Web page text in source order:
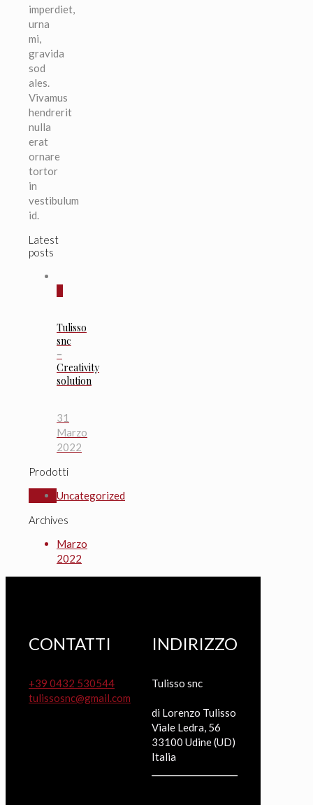
imperdiet,
urna
mi,
gravida
sod
ales.
Vivamus
hendrerit
nulla
erat
ornare
tortor
in
vestibulum
id.
Latest
posts
Tulisso
snc
–
Creativity
solution
31
Marzo
2022
Prodotti
Uncategorized
Archives
Marzo
2022
CONTATTI
+39 0432 530544
tulissosnc@gmail.com
INDIRIZZO
Tulisso snc
di Lorenzo Tulisso
Viale Ledra, 56
33100 Udine (UD)
Italia